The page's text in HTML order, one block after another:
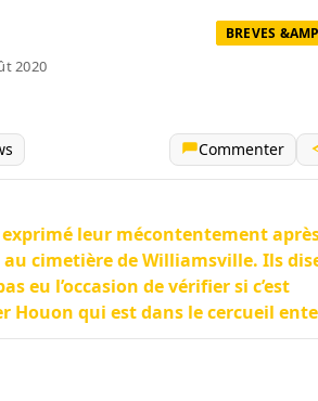
BREVES
2020
Commenter
exprimé leur mécontentement
cimetière de Williamsville. Ils
eu l’occasion de vérifier si c’est
Houon qui est dans le cercueil